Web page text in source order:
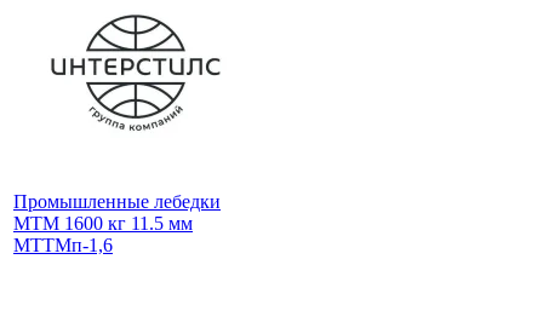
Промышленные лебедки
МТМ 1600 кг 11.5 мм
МТТМп-1,6